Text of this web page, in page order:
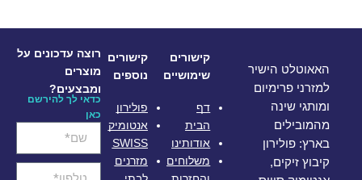
האאוטלט הישיר
למזרני פרימיום
ומותגי שינה
מהמובילים
בארץ: פולירון
קיבוץ זיקים,
קישורים
שימושיים
דף
הבית
אודותינו
משלוחים
קישורים
נוספים
פולירון
אנטומיק
SWISS
מזרנים
רוצה עדכונים על
מוצרים
ומבצעים?
כדאי לך להירשם
כאן